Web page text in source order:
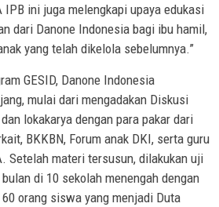
IPB ini juga melengkapi upaya edukasi
dari Danone Indonesia bagi ibu hamil,
yang telah dikelola sebelumnya.”
GESID, Danone Indonesia
mulai dari mengadakan Diskusi
lokakarya dengan para pakar dari
BKKBN, Forum anak DKI, serta guru
Setelah materi tersusun, dilakukan uji
di 10 sekolah menengah dengan
orang siswa yang menjadi Duta